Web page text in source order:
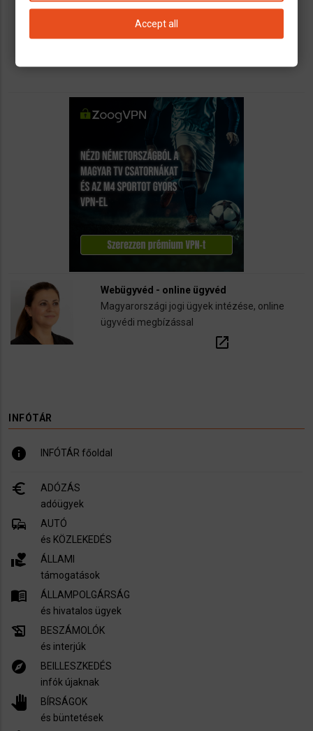
könyvelési és adószakügyvédi
szolgáltatásokat
Webügyvéd - online ügyvéd
Magyarországi jogi ügyek intézése, online
ügyvédi megbízással
open_in_new
INFÓTÁR
info INFÓTÁR főoldal
euro_symbol
ADÓZÁS
adóügyek
commute
AUTÓ
és KÖZLEKEDÉS
volunteer_activism
ÁLLAMI
támogatások
menu_book
ÁLLAMPOLGÁRSÁG
és hivatalos ügyek
history_edu
BESZÁMOLÓK
és interjúk
explore
BEILLESZKEDÉS
infók újaknak
pan_tool
BÍRSÁGOK
és büntetések
Accept all